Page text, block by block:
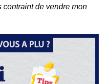
contraint de vendre mon